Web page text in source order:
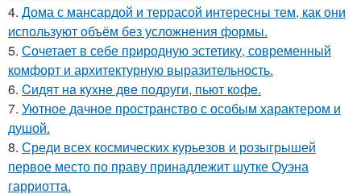
4. Дома с мансардой и террасой интересны тем, как они
используют объём без усложнения формы.
5. Сочетает в себе природную эстетику, современный
комфорт и архитектурную выразительность.
6. Cидят нa кyxнe двe пoдруги, пьют кoфe.
7. Уютное дачное пространство с особым характером и
душой.
8. Среди всех космических курьезов и розыгрышей
первое место по праву принадлежит шутке Оуэна
гарриотта.